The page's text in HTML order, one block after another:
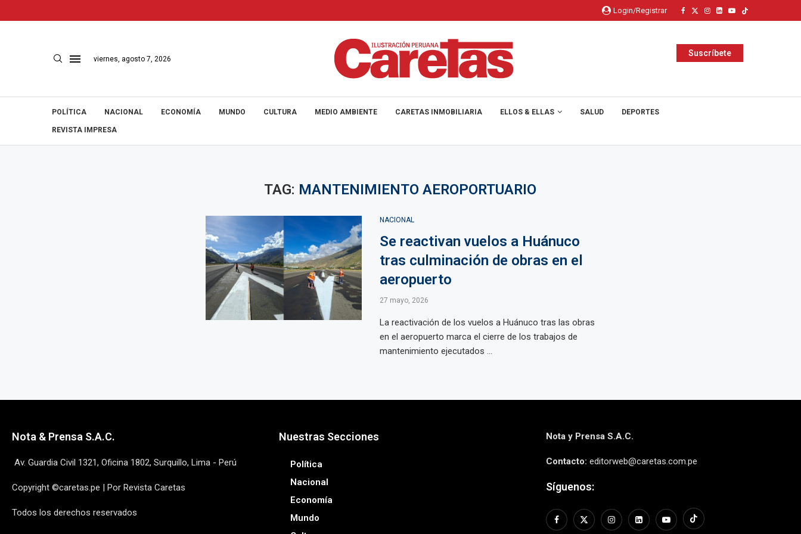
Login/Registrar
viernes, agosto 7, 2026
Suscríbete
POLÍTICA NACIONAL ECONOMÍA MUNDO CULTURA MEDIO AMBIENTE CARETAS INMOBILIARIA ELLOS & ELLAS SALUD DEPORTES
REVISTA IMPRESA
TAG: MANTENIMIENTO AEROPORTUARIO
NACIONAL
Se reactivan vuelos a Huánuco
tras culminación de obras en el
aeropuerto
27 mayo, 2026
La reactivación de los vuelos a Huánuco tras las obras
en el aeropuerto marca el cierre de los trabajos de
mantenimiento ejecutados ...
Nota & Prensa S.A.C.
Av. Guardia Civil 1321, Oficina 1802, Surquillo, Lima - Perú
Copyright ©caretas.pe | Por Revista Caretas
Todos los derechos reservados
Nuestras Secciones
Política
Nacional
Economía
Mundo
Nota y Prensa S.A.C.
Contacto: editorweb@caretas.com.pe
Síguenos: